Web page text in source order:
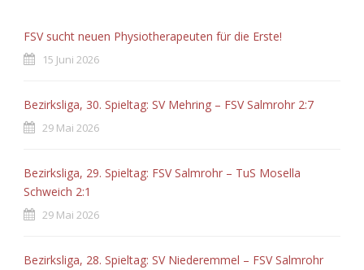
FSV sucht neuen Physiotherapeuten für die Erste!
15 Juni 2026
Bezirksliga, 30. Spieltag: SV Mehring – FSV Salmrohr 2:7
29 Mai 2026
Bezirksliga, 29. Spieltag: FSV Salmrohr – TuS Mosella
Schweich 2:1
29 Mai 2026
Bezirksliga, 28. Spieltag: SV Niederemmel – FSV Salmrohr